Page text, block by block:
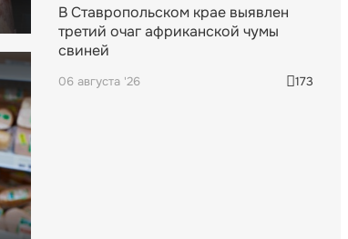
В Ставропольском крае выявлен
третий очаг африканской чумы
свиней
06 августа '26 173